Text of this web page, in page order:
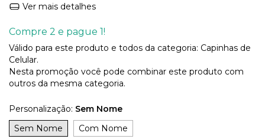
Ver mais detalhes
Compre 2 e pague 1!
Válido para este produto e todos da categoria: Capinhas de
Celular.
Nesta promoção você pode combinar este produto com
outros da mesma categoria.
Personalização: Sem Nome
Sem Nome
Com Nome